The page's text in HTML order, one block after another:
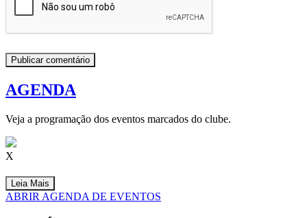
AGENDA
Veja a programação dos eventos marcados do clube.
X
Leia Mais
ABRIR AGENDA DE EVENTOS